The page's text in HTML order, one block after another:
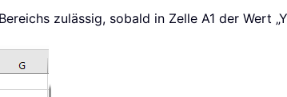
zulässig, sobald in Zelle A1 der Wert